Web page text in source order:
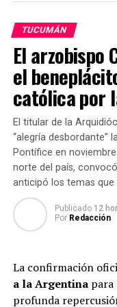
continuaremos
Secretario de
uno de los terrenos
El titular del Ente
Giobellina, detalló
abarcativo control
todos los terrenos
turísticas. “Para el
suma importancia.
de los paisajes, la
porque es ilegal e
y generando
inmobiliarios”,
TUCUMÁN
El arzobispo
el
católica por
El titular de la
“alegría desbordante”
Pontífice en
norte del país,
anticipó los temas que
Publicado 12
Por Redacción
La confirmación
a la Argentinapara
profunda